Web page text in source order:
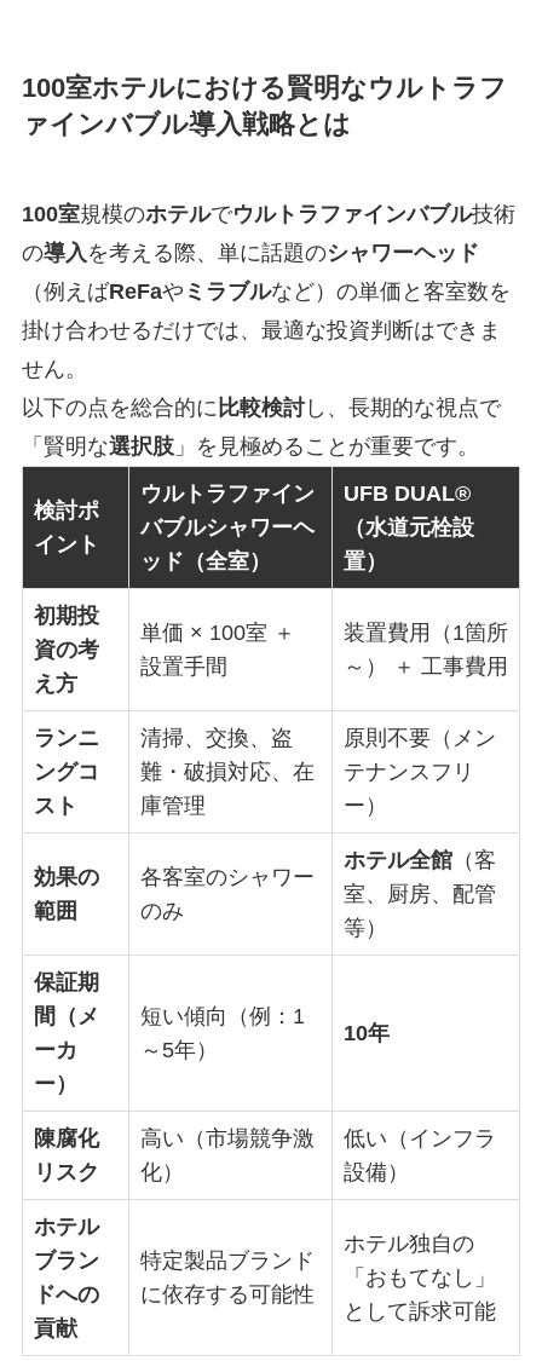
100室ホテルにおける賢明なウルトラフ
ァインバブル導入戦略とは
100室規模のホテルでウルトラファインバブル技術
の導入 を考える際、単に話題のシャワーヘッド
（例えばReFaや ミラブルなど）の単価と客室数を
掛け合わせるだけでは、最適な投資判断はできま
せん。
以下の点を総合的に 比較検討し、長期的な視点で
「賢明な選択肢」を見極めることが重要です。
検討ポ
イント
ウルトラファイン
バブルシャワーヘ
ッド（全室）
UFB DUAL®
（水道元栓設
置）
初期投
資の考
え方
単価 × 100室 ＋
設置手間
装置費用（1箇所
～） ＋ 工事費用
ランニ
ングコ
スト
清掃、交換、盗
難・破損対応、在
庫管理
原則不要（メン
テナンスフリ
ー）
効果の
範囲
各客室のシャワー
のみ
ホテル全館（客
室、厨房、配管
等）
保証期
間（メ
ーカ
ー）
短い傾向（例：1
～5年）
10年
陳腐化
リスク
高い（市場競争激
化）
低い（インフラ
設備）
ホテル
ブラン
ドへの
貢献
特定製品ブランド
に依存する可能性
ホテル独自の
「おもてなし」
として訴求可能